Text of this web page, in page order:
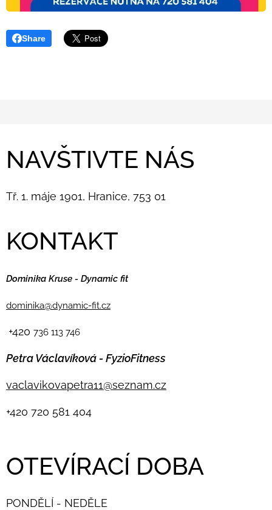
Share
NAVŠTIVTE NÁS
Tř. 1. máje 1901, Hranice, 753 01
KONTAKT
Dominika Kruse - Dynamic fit
dominika@dynamic-fit.cz
+420 736 113 746
Petra Václavíková - FyzioFitness
vaclavikovapetra11@seznam.cz
+420 720 581 404
OTEVÍRACÍ DOBA
PONDĚLÍ - NEDĚLE